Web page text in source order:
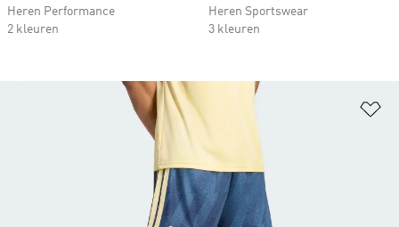
Heren Performance
2 kleuren
Heren Sportswear
3 kleuren